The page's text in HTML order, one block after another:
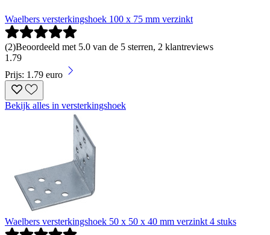
Waelbers versterkingshoek 100 x 75 mm verzinkt
(2)Beoordeeld met 5.0 van de 5 sterren, 2 klantreviews
1 .79
Prijs: 1.79 euro
Bekijk alles in versterkingshoek
Waelbers versterkingshoek 50 x 50 x 40 mm verzinkt 4 stuks